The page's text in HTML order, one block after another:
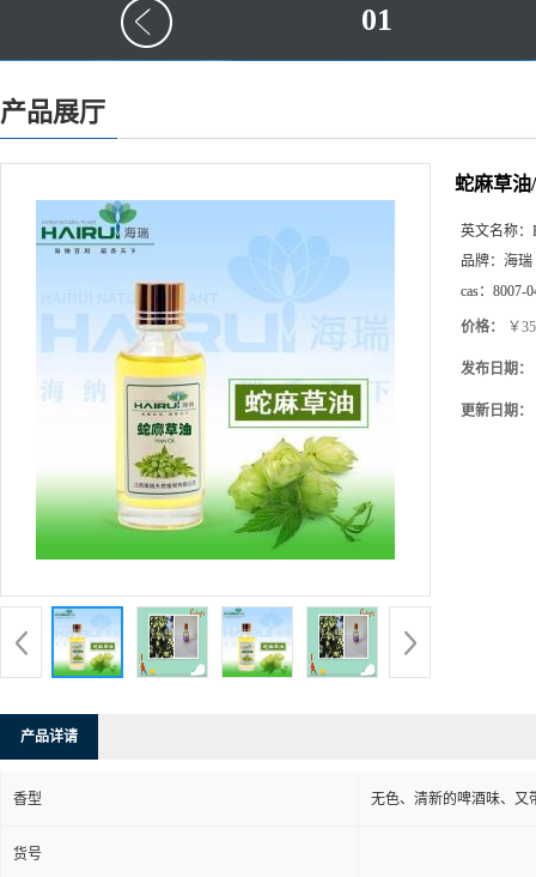
01
产品展厅
蛇麻草油
英文名称：
品牌： 海瑞
cas： 8007-
价格： ￥
发布日期：
更新日期：
产品详请
香型 无色、清新的啤酒味、又
货号